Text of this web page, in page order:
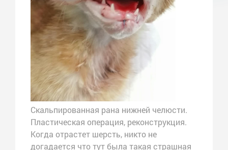
Скальпированная рана нижней челюсти.
Пластическая операция, реконструкция.
Когда отрастет шерсть, никто не
догадается что тут была такая страшная